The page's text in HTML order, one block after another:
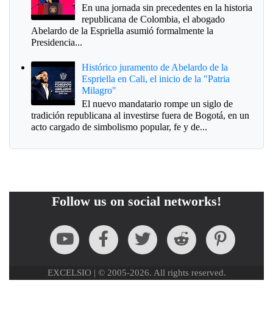
En una jornada sin precedentes en la historia
republicana de Colombia, el abogado
Abelardo de la Espriella asumió formalmente la
Presidencia...
Histórico juramento de Abelardo de la
Espriella en Cali, el inicio de la "Patria
Milagro"
El nuevo mandatario rompe un siglo de
tradición republicana al investirse fuera de Bogotá, en un
acto cargado de simbolismo popular, fe y de...
Follow us on social networks!
EXCELSIO | © 2005-2026. All rights reserved.